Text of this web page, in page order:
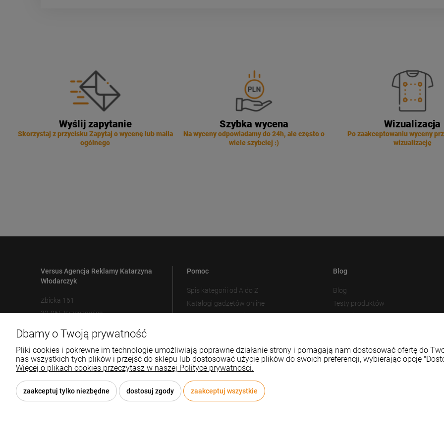
Wyślij zapytanie
Skorzystaj z przycisku Zapytaj o wycenę lub maila
ogólnego
Szybka wycena
Na wyceny odpowiadamy do 24h, ale często o
wiele szybciej :)
Wizualizacja
Po zaakceptowaniu wyceny
wizualizację
Versus Agencja Reklamy Katarzyna
Włodarczyk
Żbicka 161
32-065 Krzeszowice
12 307 25 82
biuro@versus-reklama.pl
Pomoc
Spis kategorii od A do Z
Katalogi gadżetów online
Metody znakowania
Blog
Blog
Testy produktów
Nowości
Dbamy o Twoją prywatność
Pliki cookies i pokrewne im technologie umożliwiają poprawne działanie strony i pomagają nam dostosować ofertę do
nas wszystkich tych plików i przejść do sklepu lub dostosować użycie plików do swoich preferencji, wybierając opcję
Więcej o plikach cookies przeczytasz w naszej Polityce prywatności.
zaakceptuj tylko niezbędne dostosuj zgody zaakceptuj wszystkie